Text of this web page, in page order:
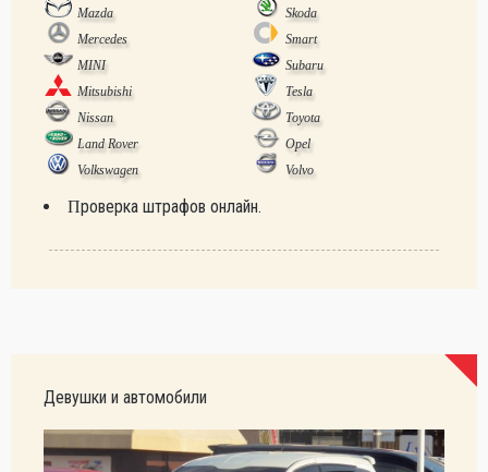
Mazda
Skoda
Mercedes
Smart
MINI
Subaru
Mitsubishi
Tesla
Nissan
Toyota
Land Rover
Opel
Volkswagen
Volvo
Проверка штрафов онлайн.
Девушки и автомобили